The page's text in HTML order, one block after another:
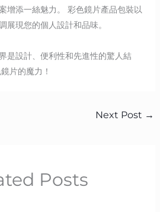
增添一絲魅力。 彩色鏡片產品包裝以
展現您的個人設計和品味。
是設計、便利性和先進性的驚人結
片的魔力！
Next Post →
Posts